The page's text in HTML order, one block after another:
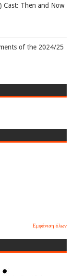
Cast: Then and Now
of the 2024/25
Εμφάνιση όλων